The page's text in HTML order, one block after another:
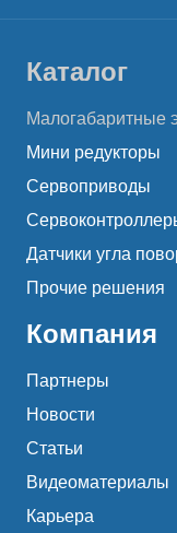
Каталог
Малогабаритные
Мини редукторы
Сервоприводы
Датчики угла
Прочие решения
Компания
Партнеры
Новости
Статьи
Видеоматериалы
Карьера